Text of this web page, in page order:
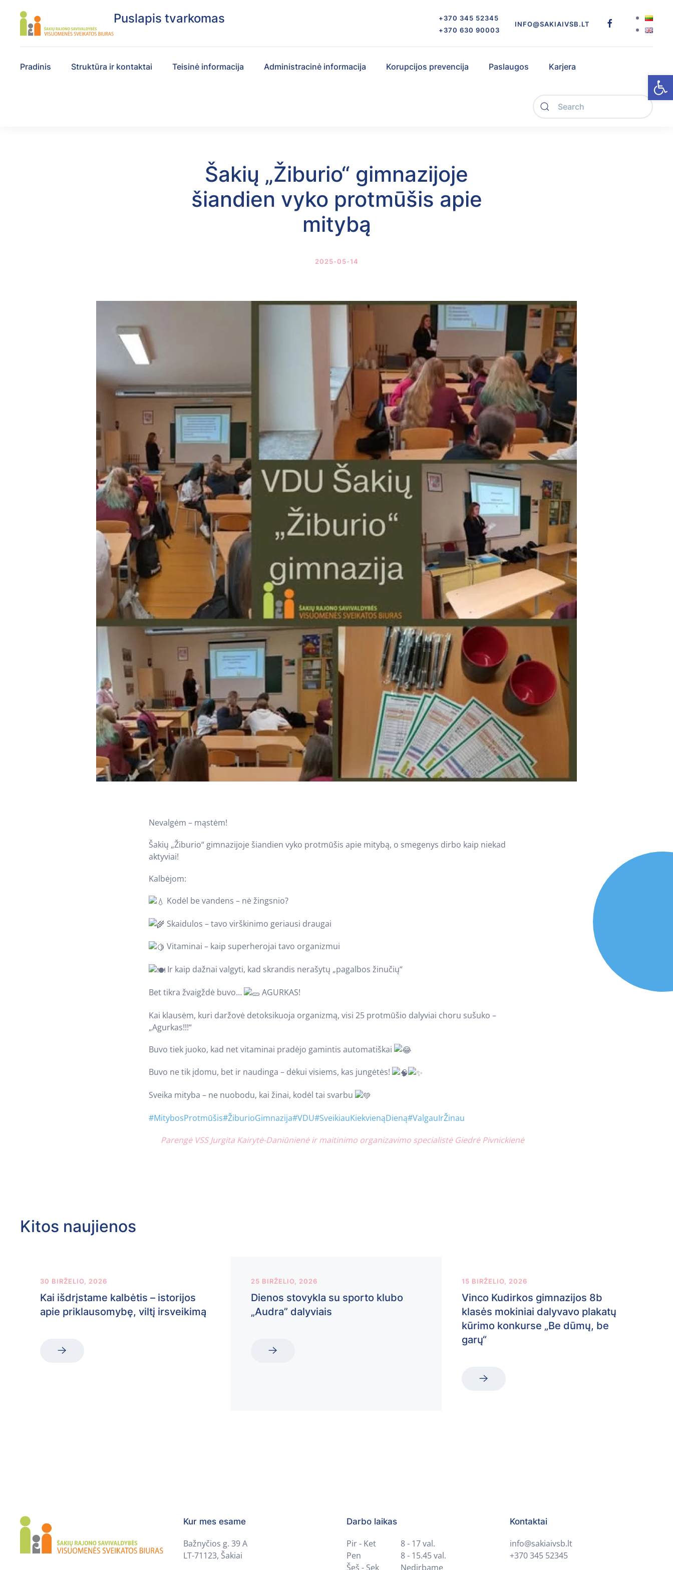
Puslapis tvarkomas
+370 345 52345
+370 630 90003
INFO@SAKIAIVSB.LT
Pradinis Struktūra ir kontaktai Teisinė informacija Administracinė informacija Korupcijos prevencija Paslaugos Karjera
Šakių „Žiburio“ gimnazijoje
šiandien vyko protmūšis apie
mitybą
2025-05-14
Nevalgėm – mąstėm!
Šakių „Žiburio“ gimnazijoje šiandien vyko protmūšis apie mitybą, o smegenys dirbo kaip niekad
aktyviai!
Kalbėjom:
Kodėl be vandens – nė žingsnio?
Skaidulos – tavo virškinimo geriausi draugai
Vitaminai – kaip superherojai tavo organizmui
Ir kaip dažnai valgyti, kad skrandis nerašytų „pagalbos žinučių“
Bet tikra žvaigždė buvo… AGURKAS!
Kai klausėm, kuri daržovė detoksikuoja organizmą, visi 25 protmūšio dalyviai choru sušuko –
„Agurkas!!!“
Buvo tiek juoko, kad net vitaminai pradėjo gamintis automatiškai
Buvo ne tik įdomu, bet ir naudinga – dėkui visiems, kas jungėtės!
Sveika mityba – ne nuobodu, kai žinai, kodėl tai svarbu
#MitybosProtmūšis#ŽiburioGimnazija#VDU#SveikiauKiekvienąDieną#ValgauIrŽinau
Parengė VSS Jurgita Kairytė-Daniūnienė ir maitinimo organizavimo specialistė Giedrė Pivnickienė
Kitos naujienos
30 BIRŽELIO, 2026
Kai išdrįstame kalbėtis – istorijos
apie priklausomybę, viltį irsveikimą
25 BIRŽELIO, 2026
Dienos stovykla su sporto klubo
„Audra” dalyviais
15 BIRŽELIO, 2026
Vinco Kudirkos gimnazijos 8b
klasės mokiniai dalyvavo plakatų
kūrimo konkurse „Be dūmų, be
garų“
Kur mes esame
Bažnyčios g. 39 A
LT-71123, Šakiai
Kontaktai
info@sakiaivsb.lt
+370 345 52345
Darbo laikas
Pir - Ket
8 - 17 val.
Pen
8 - 15.45 val.
Šeš - Sek
Nedirbame